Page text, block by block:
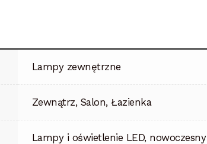
Lampy zewnętrzne
Zewnątrz, Salon, Łazienka
Lampy i oświetlenie LED, nowoczesny